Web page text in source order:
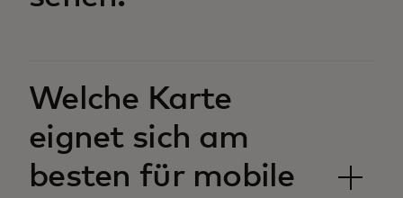
Welche Karte
eignet sich am
besten für mobile